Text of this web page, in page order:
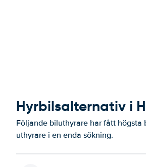
Hyrbilsalternativ i
Följande biluthyrare har fått högsta
uthyrare i en enda sökning.